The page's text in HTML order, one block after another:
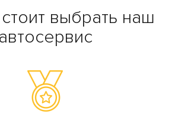
выбрать наш
автосервис